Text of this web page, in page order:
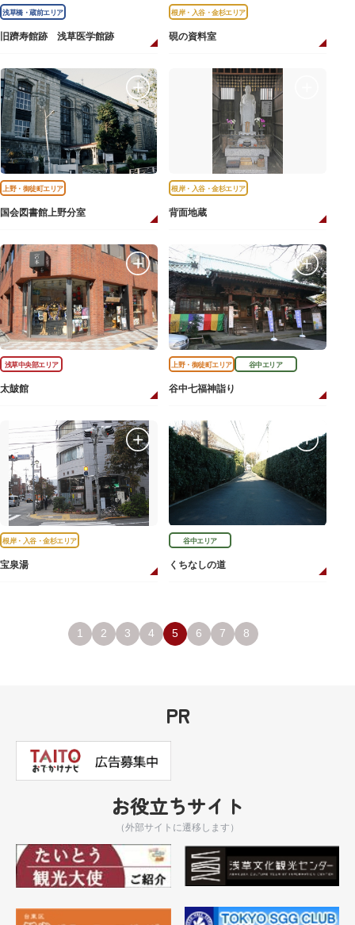
浅草橋・蔵前エリア
旧躋寿館跡 浅草医学館跡
根岸・入谷・金杉エリア
硯の資料室
上野・御徒町エリア
国会図書館上野分室
根岸・入谷・金杉エリア
背面地蔵
浅草中央部エリア
太皷館
上野・御徒町エリア 谷中エリア
谷中七福神詣り
根岸・入谷・金杉エリア
宝泉湯
谷中エリア
くちなしの道
1 2 3 4 5 6 7 8
PR
お役立ちサイト
（外部サイトに遷移します）